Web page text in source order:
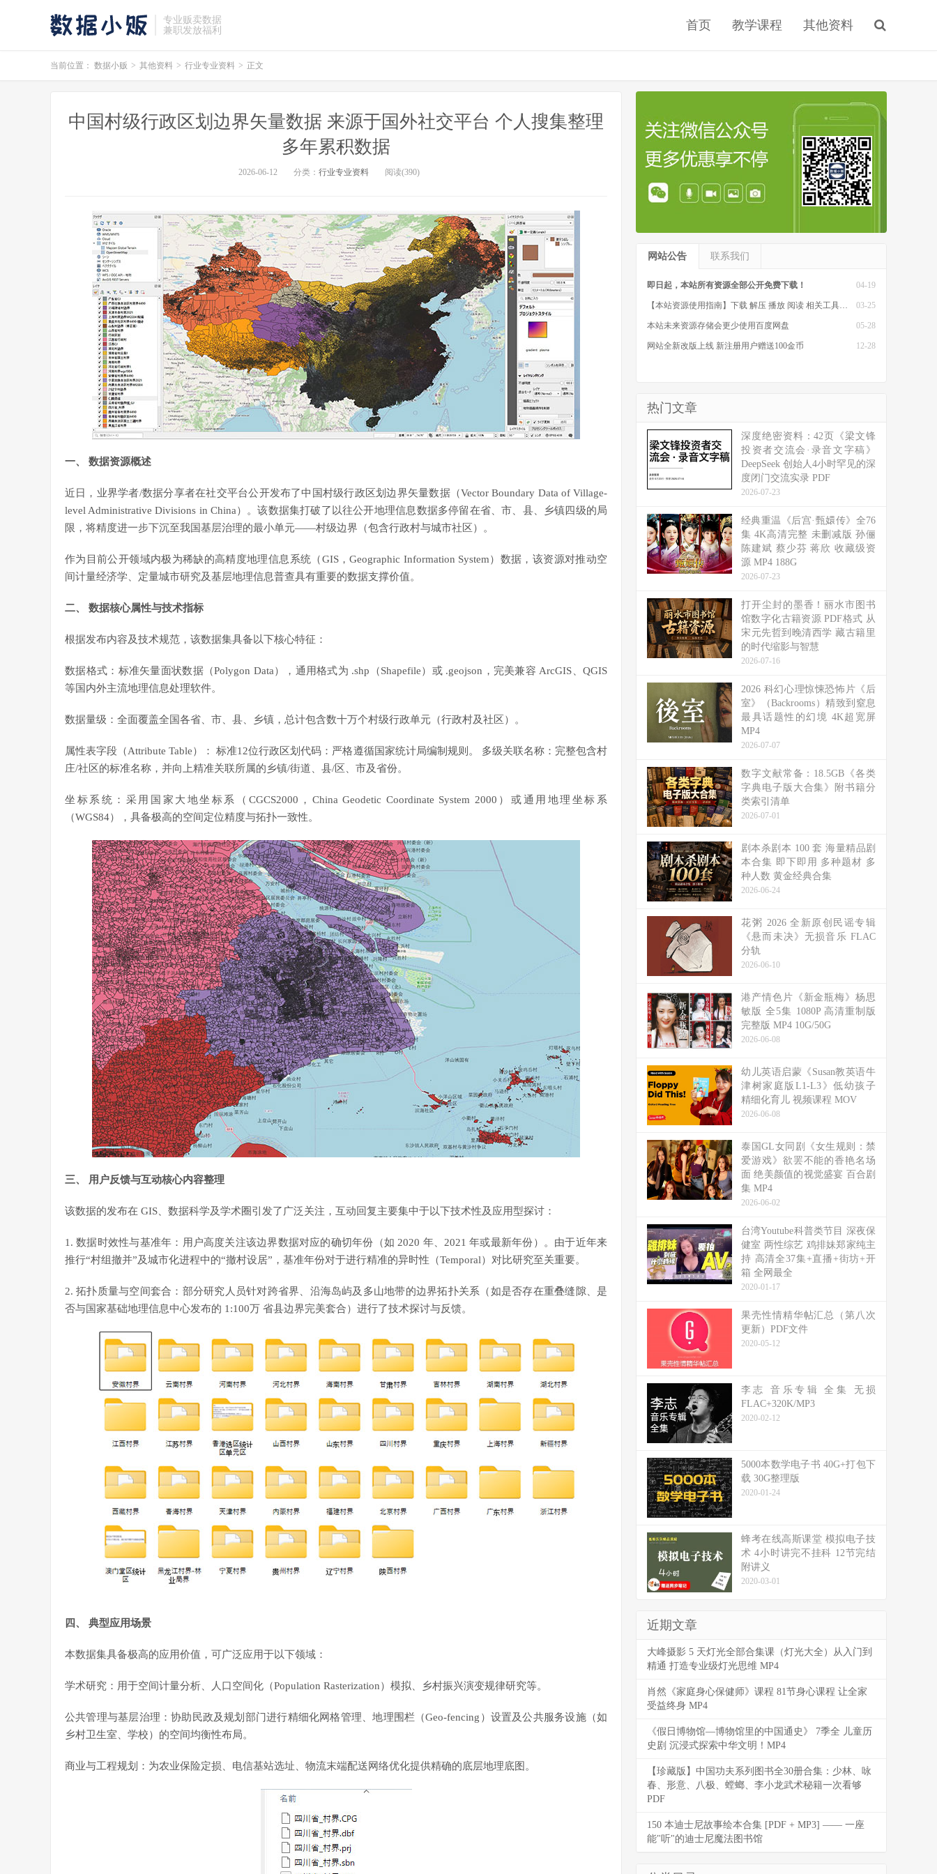
专业贩卖数据
兼职发放福利
首页 教学课程 其他资料
当前位置： 数据小贩 > 其他资料 > 行业专业资料 > 正文
中国村级行政区划边界矢量数据 来源于国外社交平台 个人搜集整理
多年累积数据
2026-06-12 分类： 行业专业资料 阅读(390)
一、 数据资源概述
近日，业界学者/数据分享者在社交平台公开发布了中国村级行政区划边界矢量数据（Vector Boundary Data of Village-
level Administrative Divisions in China）。该数据集打破了以往公开地理信息数据多停留在省、市、县、乡镇四级的局
限，将精度进一步下沉至我国基层治理的最小单元——村级边界（包含行政村与城市社区）。
作为目前公开领域内极为稀缺的高精度地理信息系统（GIS，Geographic Information System）数据，该资源对推动空
间计量经济学、定量城市研究及基层地理信息普查具有重要的数据支撑价值。
二、 数据核心属性与技术指标
根据发布内容及技术规范，该数据集具备以下核心特征：
数据格式：标准矢量面状数据（Polygon Data），通用格式为 .shp（Shapefile）或 .geojson，完美兼容 ArcGIS、QGIS
等国内外主流地理信息处理软件。
数据量级：全面覆盖全国各省、市、县、乡镇，总计包含数十万个村级行政单元（行政村及社区）。
属性表字段（Attribute Table）： 标准12位行政区划代码：严格遵循国家统计局编制规则。 多级关联名称：完整包含村
庄/社区的标准名称，并向上精准关联所属的乡镇/街道、县/区、市及省份。
坐标系统：采用国家大地坐标系（CGCS2000，China Geodetic Coordinate System 2000）或通用地理坐标系
（WGS84），具备极高的空间定位精度与拓扑一致性。
三、 用户反馈与互动核心内容整理
该数据的发布在 GIS、数据科学及学术圈引发了广泛关注，互动回复主要集中于以下技术性及应用型探讨：
1. 数据时效性与基准年：用户高度关注该边界数据对应的确切年份（如 2020 年、2021 年或最新年份）。由于近年来
推行“村组撤并”及城市化进程中的“撤村设居”，基准年份对于进行精准的异时性（Temporal）对比研究至关重要。
2. 拓扑质量与空间套合：部分研究人员针对跨省界、沿海岛屿及多山地带的边界拓扑关系（如是否存在重叠缝隙、是
否与国家基础地理信息中心发布的 1:100万 省县边界完美套合）进行了技术探讨与反馈。
四、 典型应用场景
本数据集具备极高的应用价值，可广泛应用于以下领域：
学术研究：用于空间计量分析、人口空间化（Population Rasterization）模拟、乡村振兴演变规律研究等。
公共管理与基层治理：协助民政及规划部门进行精细化网格管理、地理围栏（Geo-fencing）设置及公共服务设施（如
乡村卫生室、学校）的空间均衡性布局。
商业与工程规划：为农业保险定损、电信基站选址、物流末端配送网络优化提供精确的底层地理底图。
网站公告 联系我们
04-19
即日起，本站所有资源全部公开免费下载！
03-25
【本站资源使用指南】下载 解压 播放 阅读 相关工具软件
05-28
本站未来资源存储会更少使用百度网盘
12-28
网站全新改版上线 新注册用户赠送100金币
热门文章
深度绝密资料：42页《梁文锋
投资者交流会·录音文字稿》
DeepSeek 创始人4小时罕见的深
度闭门交流实录 PDF
2026-07-23
经典重温《后宫·甄嬛传》全76
集 4K高清完整 未删减版 孙俪
陈建斌 蔡少芬 蒋欣 收藏级资
源 MP4 188G
2026-07-23
打开尘封的墨香！丽水市图书
馆数字化古籍资源 PDF格式 从
宋元先哲到晚清西学 藏古籍里
的时代缩影与智慧
2026-07-16
2026 科幻心理惊悚恐怖片《后
室》（Backrooms）精致到窒息
最具话题性的幻境 4K超宽屏
MP4
2026-07-07
数字文献常备：18.5GB《各类
字典电子版大合集》附书籍分
类索引清单
2026-07-01
剧本杀剧本 100 套 海量精品剧
本合集 即下即用 多种题材 多
种人数 黄金经典合集
2026-06-24
花粥 2026 全新原创民谣专辑
《悬而未决》无损音乐 FLAC
分轨
2026-06-10
港产情色片《新金瓶梅》杨思
敏版 全5集 1080P 高清重制版
完整版 MP4 10G/50G
2026-06-08
幼儿英语启蒙《Susan教英语牛
津树家庭版L1-L3》低幼孩子
精细化育儿 视频课程 MOV
2026-06-08
泰国GL女同剧《女生规则：禁
爱游戏》欲罢不能的香艳名场
面 绝美颜值的视觉盛宴 百合剧
集 MP4
2026-06-02
台湾Youtube科普类节目 深夜保
健室 两性综艺 鸡排妹郑家纯主
持 高清全37集+直播+街坊+开
箱 全网最全
2020-01-17
果壳性情精华帖汇总（第八次
更新）PDF文件
2020-05-12
李志 音乐专辑 全集 无损
FLAC+320K/MP3
2020-02-12
5000本数学电子书 40G+打包下
载 30G整理版
2020-01-24
蜂考在线高斯课堂 模拟电子技
术 4小时讲完不挂科 12节完结
附讲义
2020-03-01
近期文章
大峰摄影 5 天灯光全部合集课（灯光大全）从入门到
精通 打造专业级灯光思维 MP4
肖然《家庭身心保健师》课程 81节身心课程 让全家
受益终身 MP4
《假日博物馆—博物馆里的中国通史》 7季全 儿童历
史剧 沉浸式探索中华文明！MP4
【珍藏版】中国功夫系列图书全30册合集：少林、咏
春、形意、八极、螳螂、李小龙武术秘籍一次看够
PDF
150 本迪士尼故事绘本合集 [PDF + MP3] —— 一座
能"听"的迪士尼魔法图书馆